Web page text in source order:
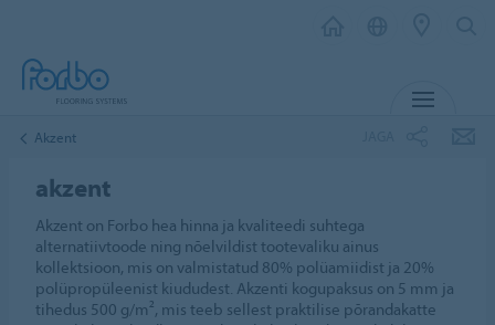
Akzent
akzent
Akzent on Forbo hea hinna ja kvaliteedi suhtega
alternatiivtoode ning nõelvildist tootevaliku ainus
kollektsioon, mis on valmistatud 80% polüamiidist ja 20%
polüpropüleenist kiududest. Akzenti kogupaksus on 5 mm ja
tihedus 500 g/m², mis teeb sellest praktilise põrandakatte